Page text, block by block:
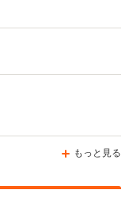
もっと見る